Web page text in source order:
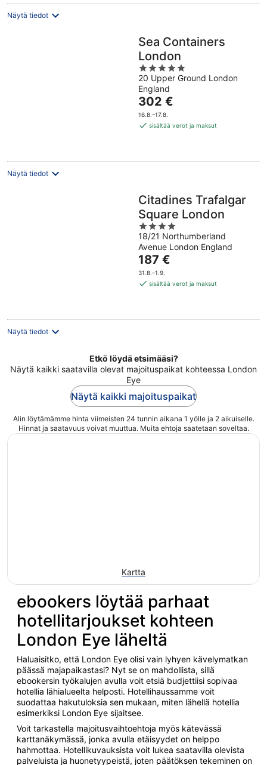
Näytä tiedot
Sea Containers
London
5
out
of
5
20 Upper Ground London
England
Hinta
on
302 €
302 €
16.8.–17.8.
sisältää verot ja maksut
Näytä tiedot
Citadines Trafalgar
Square London
4
out
of
5
18/21 Northumberland
Avenue London England
Hinta
on
187 €
187 €
31.8.–1.9.
sisältää verot ja maksut
Näytä tiedot
Etkö löydä etsimääsi?
Näytä kaikki saatavilla olevat majoituspaikat kohteessa London
Eye
Näytä kaikki majoituspaikat
Alin löytämämme hinta viimeisten 24 tunnin aikana 1 yölle ja 2 aikuiselle.
Hinnat ja saatavuus voivat muuttua. Muita ehtoja saatetaan soveltaa.
Kartta
ebookers löytää parhaat
hotellitarjoukset kohteen
London Eye läheltä
Haluaisitko, että London Eye olisi vain lyhyen kävelymatkan
päässä majapaikastasi? Nyt se on mahdollista, sillä
ebookersin työkalujen avulla voit etsiä budjettiisi sopivaa
hotellia lähialueelta helposti. Hotellihaussamme voit
suodattaa hakutuloksia sen mukaan, miten lähellä hotellia
esimerkiksi London Eye sijaitsee.
Voit tarkastella majoitusvaihtoehtoja myös kätevässä
karttanäkymässä, jonka avulla etäisyydet on helppo
hahmottaa. Hotellikuvauksista voit lukea saatavilla olevista
palveluista ja huonetyypeistä, joten päätöksen tekeminen on